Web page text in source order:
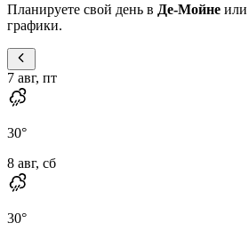
Планируете свой день в Де-Мойне или
графики.
7 авг, пт
30°
8 авг, сб
30°